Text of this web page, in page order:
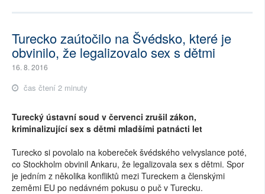
Turecko zaútočilo na Švédsko, které je
obvinilo, že legalizovalo sex s dětmi
16. 8. 2016
čas čtení 2 minuty
Turecký ústavní soud v červenci zrušil zákon,
kriminalizující sex s dětmi mladšími patnácti let
Turecko si povolalo na kobereček švédského velvyslance poté,
co Stockholm obvinil Ankaru, že legalizovala sex s dětmi. Spor
je jedním z několika konfliktů mezi Tureckem a členskými
zeměmi EU po nedávném pokusu o puč v Turecku.